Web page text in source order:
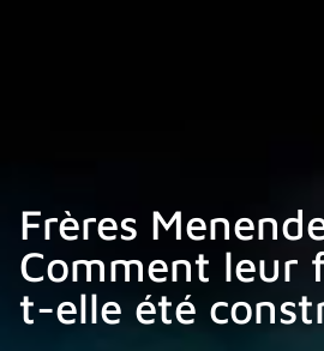
Frères
Comment leur
t-elle été